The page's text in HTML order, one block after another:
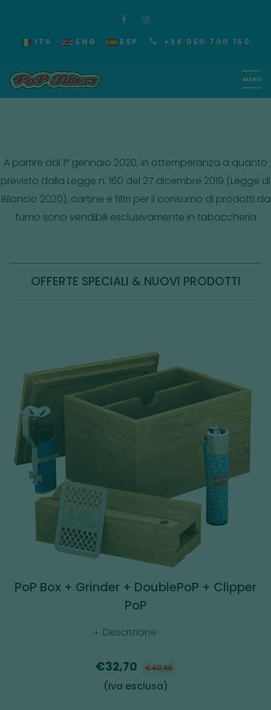
ITA ENG ESP +39 050 700 150
A partire dal 1° gennaio 2020, in ottemperanza a quanto
previsto dalla Legge n. 160 del 27 dicembre 2019 (Legge di
Bilancio 2020), cartine e filtri per il consumo di prodotti da
fumo sono vendibili esclusivamente in tabaccheria
OFFERTE SPECIALI & NUOVI PRODOTTI
PoP Box + Grinder + DoublePoP + Clipper
PoP
Descrizione
€32,70 €40,85
(Iva esclusa)